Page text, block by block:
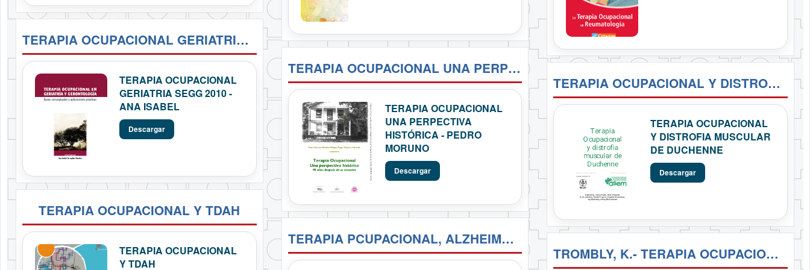
TERAPIA OCUPACIONAL GERIATRIA SEGG 2010 - ANA ISABEL
TERAPIA OCUPACIONAL
GERIATRIA SEGG 2010 -
ANA ISABEL
Descargar
TERAPIA OCUPACIONAL Y TDAH
TERAPIA OCUPACIONAL
Y TDAH
TERAPIA OCUPACIONAL UNA PERPECTIVA HISTÓRICA - PEDRO MORUNO
TERAPIA OCUPACIONAL
UNA PERPECTIVA
HISTÓRICA - PEDRO
MORUNO
Descargar
TERAPIA PCUPACIONAL, ALZHEIMER Y OTRAS DEMENCIAS - ALVARO GARCÉS
TERAPIA OCUPACIONAL Y DISTROFIA MUSCULAR DE DUCHENNE
TERAPIA OCUPACIONAL
Y DISTROFIA MUSCULAR
DE DUCHENNE
Descargar
TROMBLY, K.- TERAPIA OCUPACIONAL PARA ENFERMOS INCAPACITADOS FÍSICAMENTE